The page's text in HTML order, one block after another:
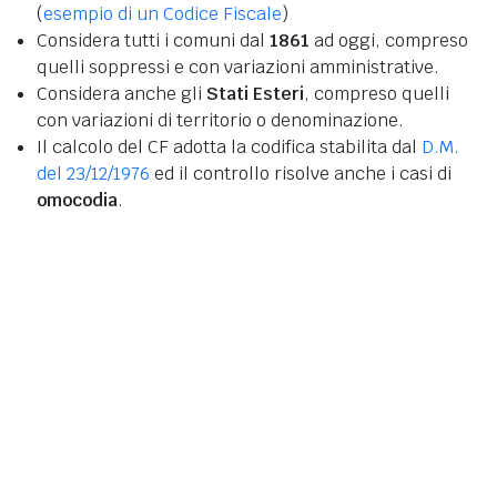
(esempio di un Codice Fiscale)
Considera tutti i comuni dal 1861 ad oggi, compreso
quelli soppressi e con variazioni amministrative.
Considera anche gli Stati Esteri, compreso quelli
con variazioni di territorio o denominazione.
Il calcolo del CF adotta la codifica stabilita dal D.M.
del 23/12/1976 ed il controllo risolve anche i casi di
omocodia.